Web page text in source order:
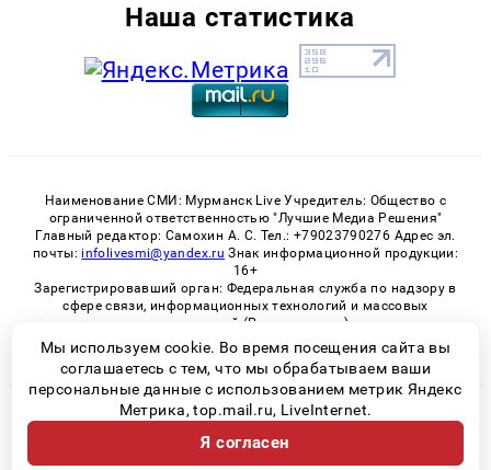
Наша статистика
Наименование СМИ: Мурманск Live Учредитель: Общество с
ограниченной ответственностью "Лучшие Медиа Решения"
Главный редактор: Самохин А. С. Тел.: +79023790276 Адрес эл.
почты: infolivesmi@yandex.ru Знак информационной продукции:
16+
Зарегистрировавший орган: Федеральная служба по надзору в
сфере связи, информационных технологий и массовых
коммуникаций (Роскомнадзор)
Регистрационный номер СМИ ЭЛ № ФС 77 - 82534 от 21.01.2022
© 2026 «Murmansk-live» | Все права защищены
Возрастная категория сайта 16+
Мы используем cookie. Во время посещения сайта вы
соглашаетесь с тем, что мы обрабатываем ваши
персональные данные с использованием метрик Яндекс
Метрика, top.mail.ru, LiveInternet.
Я согласен